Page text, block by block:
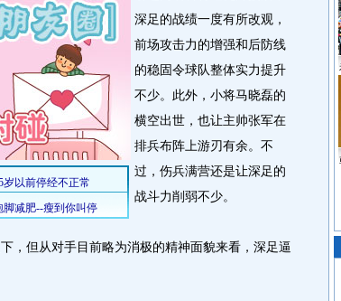
深足的战绩一度有所改观，
前场攻击力的增强和后防线
的稳固令球队整体实力提升
不少。此外，小将马晓磊的
横空出世，也让主帅张军在
排兵布阵上游刃有余。不
过，伤兵满营还是让深足的
战斗力削弱不少。
但从对手目前略为消极的精神面貌来看，深足逼